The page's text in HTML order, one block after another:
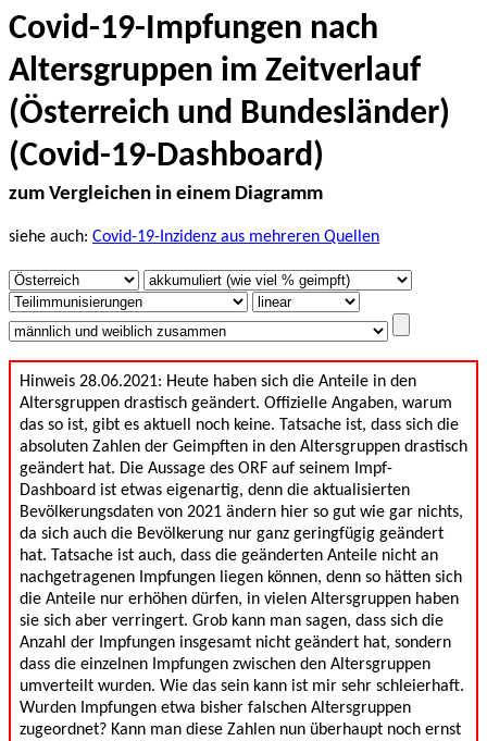
Covid-19-Impfungen nach
Altersgruppen im Zeitverlauf
(Österreich und Bundesländer)
(Covid-19-Dashboard)
zum Vergleichen in einem Diagramm
siehe auch: Covid-19-Inzidenz aus mehreren Quellen
Hinweis 28.06.2021: Heute haben sich die Anteile in den
Altersgruppen drastisch geändert. Offizielle Angaben, warum
das so ist, gibt es aktuell noch keine. Tatsache ist, dass sich die
absoluten Zahlen der Geimpften in den Altersgruppen drastisch
geändert hat. Die Aussage des ORF auf seinem Impf-
Dashboard ist etwas eigenartig, denn die aktualisierten
Bevölkerungsdaten von 2021 ändern hier so gut wie gar nichts,
da sich auch die Bevölkerung nur ganz geringfügig geändert
hat. Tatsache ist auch, dass die geänderten Anteile nicht an
nachgetragenen Impfungen liegen können, denn so hätten sich
die Anteile nur erhöhen dürfen, in vielen Altersgruppen haben
sie sich aber verringert. Grob kann man sagen, dass sich die
Anzahl der Impfungen insgesamt nicht geändert hat, sondern
dass die einzelnen Impfungen zwischen den Altersgruppen
umverteilt wurden. Wie das sein kann ist mir sehr schleierhaft.
Wurden Impfungen etwa bisher falschen Altersgruppen
zugeordnet? Kann man diese Zahlen nun überhaupt noch ernst